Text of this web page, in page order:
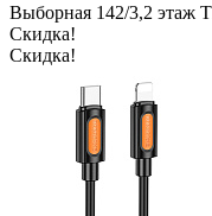
Выборная 142/3,2 этаж
Скидка!
Скидка!